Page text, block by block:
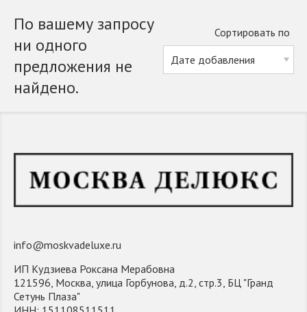
Сортировать по
По вашему запросу
ни одного
предложения не
найдено.
info@moskvadeluxe.ru
ИП Кудзиева Роксана Мерабовна
121596, Москва, улица Горбунова, д.2, стр.3, БЦ "Гранд
Сетунь Плаза"